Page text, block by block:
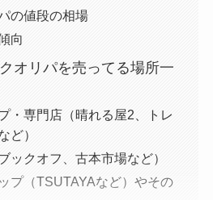
の値段の相場
向
オリパを売ってる場所一
・専門店（晴れる屋2、トレ
ど）
ックオフ、古本市場など）
プ（TSUTAYAなど）やその